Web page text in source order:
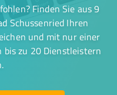
Finden Sie aus 9
Schussenried Ihren
und mit nur einer
bis zu 20 Dienstleistern